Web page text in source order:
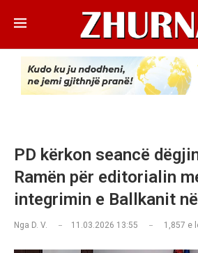
PD kërkon seancë
Ramën për editorialin
integrimin e Ballkanit
Nga D. V. 11.03.2026 13:55 1,857 e